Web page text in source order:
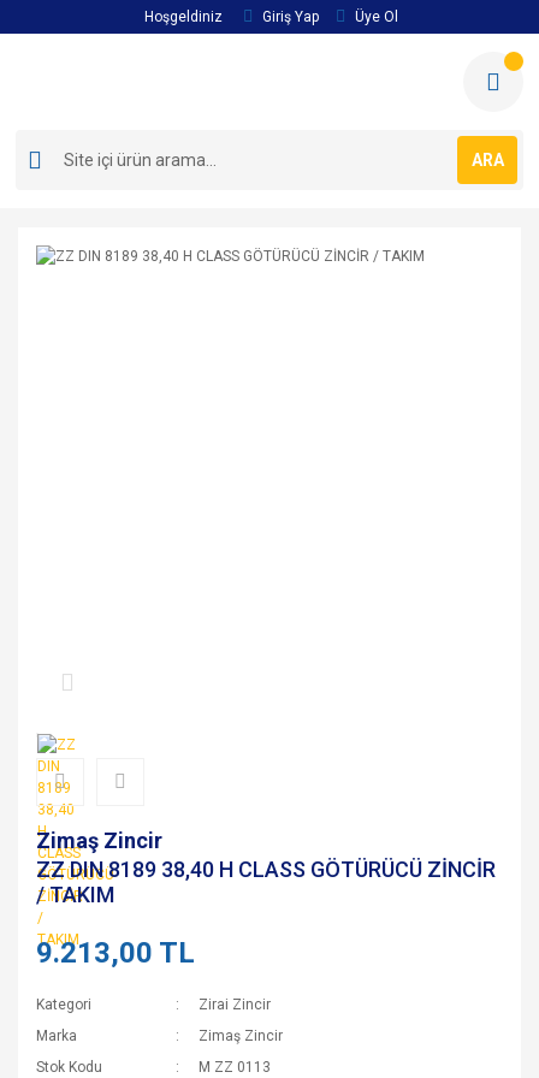
Hoşgeldiniz Giriş Yap Üye Ol
ARA
Zimaş Zincir
ZZ DIN 8189 38,40 H CLASS GÖTÜRÜCÜ ZİNCİR
/ TAKIM
9.213,00 TL
Kategori
Zirai Zincir
Marka
Zimaş Zincir
Stok Kodu
M ZZ 0113